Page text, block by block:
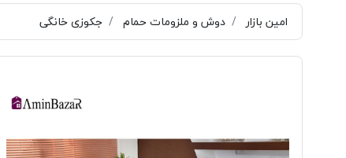
امین بازار دوش و ملزومات حمام جکوزی خانگی